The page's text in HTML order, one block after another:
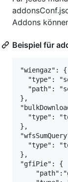
Addons
Beispiel für
"wiengaz": {
"type":
"path":
},
"type":
},
"type":
},
"gfiPie": {